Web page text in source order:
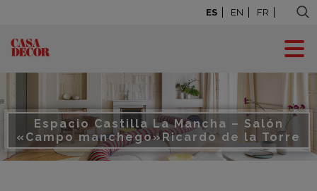
ES EN FR
Espacio Castilla La Mancha – Salón
«Campo manchego»Ricardo de la Torre